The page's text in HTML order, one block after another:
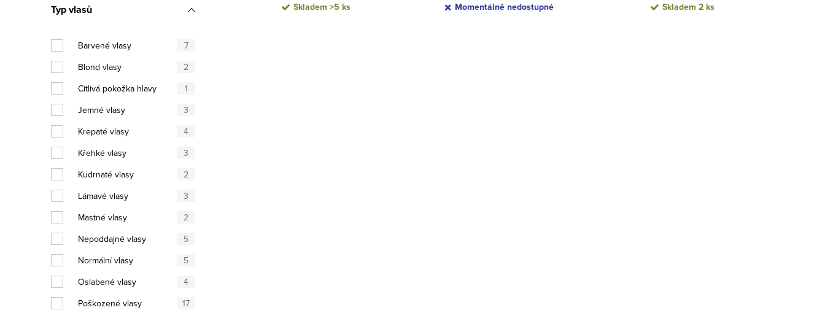
Typ vlasů
Barvené vlasy
7
Blond vlasy
2
Citlivá pokožka hlavy
1
Jemné vlasy
3
Krepaté vlasy
4
Křehké vlasy
3
Kudrnaté vlasy
2
Lámavé vlasy
3
Mastné vlasy
2
Nepoddajné vlasy
5
Normální vlasy
5
Oslabené vlasy
4
Poškozené vlasy
17
Skladem>5 ks Momentálně nedostupné Skladem 2 ks